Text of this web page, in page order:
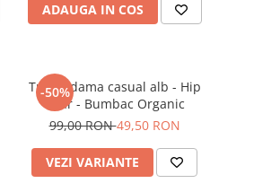
ADAUGA IN COS
-50%
Tricou dama casual alb - Hip
Bear - Bumbac Organic
99,00 RON49,50 RON
VEZI VARIANTE